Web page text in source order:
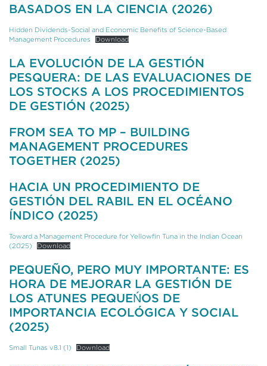
BASADOS EN LA CIENCIA (2026)
Hidden Dividends-Social and Economic Benefits of Science-Based
Management Procedures
Download
LA EVOLUCIÓN DE LA GESTIÓN
PESQUERA: DE LAS EVALUACIONES DE
LOS STOCKS A LOS PROCEDIMIENTOS
DE GESTIÓN (2025)
FROM SEA TO MP – BUILDING
MANAGEMENT PROCEDURES
TOGETHER (2025)
HACIA UN PROCEDIMIENTO DE
GESTIÓN DEL RABIL EN EL OCÉANO
ÍNDICO (2025)
Toward a Management Procedure for Yellowfin Tuna in the Indian Ocean
(2025)
Download
PEQUEÑO, PERO MUY IMPORTANTE: ES
HORA DE MEJORAR LA GESTIÓN DE
LOS ATUNES PEQUEŃOS DE
IMPORTANCIA ECOLÓGICA Y SOCIAL
(2025)
Small Tunas v8.1 (1) Download